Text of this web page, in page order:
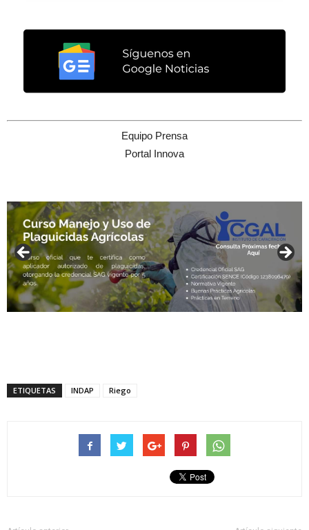
Equipo Prensa
Portal Innova
ETIQUETAS INDAP Riego